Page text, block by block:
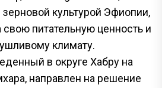
культурой Эфиопии,
питательную ценность и
климату.
в округе Хабру на
направлен на решение